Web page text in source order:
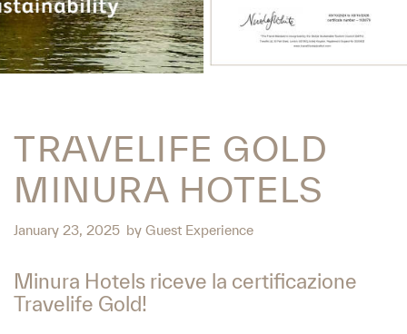
TRAVELIFE GOLD
MINURA HOTELS
January 23, 2025 by Guest Experience
Minura Hotels riceve la certificazione
Travelife Gold!